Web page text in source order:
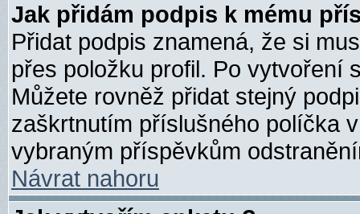
Jak přidám podpis k mému
Přidat podpis znamená, že si
přes položku profil. Po vytvoření
Můžete rovněž přidat stejný
zaškrtnutím příslušného políčka
vybraným příspěvkům
Návrat nahoru